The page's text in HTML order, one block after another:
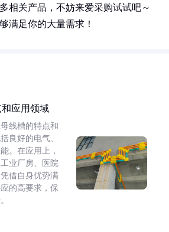
相关产品，不妨来爱采购试试吧～
满足你的大量需求！
应用领域
线槽的特点和
良好的电气、
。在应用上，
业厂房、医院
借自身优势满
的高要求，保